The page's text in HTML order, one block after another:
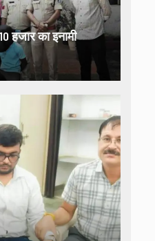
हजार का इनामी